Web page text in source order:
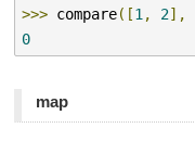
>>> compare([1 , 2],
0
map